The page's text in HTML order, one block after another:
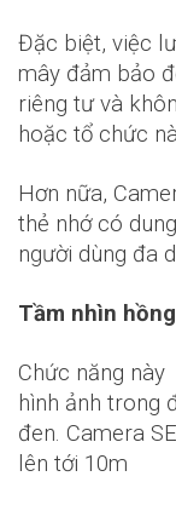
Đặc biệt, việc
mây đảm bảo
riêng tư và
hoặc tổ chức
Hơn nữa,
thẻ nhớ có
người dùng đa
Tầm nhìn
Chức năng này
hình ảnh trong
đen. Camera
lên tới 10m